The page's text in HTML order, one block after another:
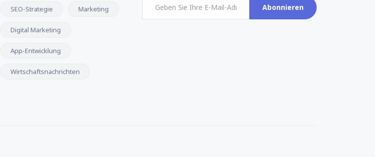
SEO-Strategie Marketing
Digital Marketing
App-Entwicklung
Wirtschaftsnachrichten
Abonnieren